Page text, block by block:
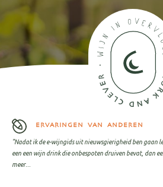
ERVARINGEN VAN ANDEREN
"Nadat ik de e-wijngids uit nieuwsgierigheid ben gaan
een een wijn drink die onbespoten druiven bevat, dan
meer...